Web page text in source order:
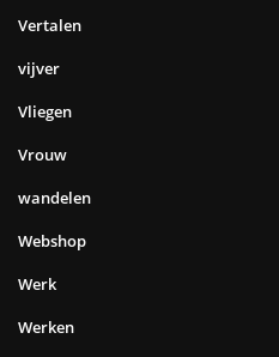
Vertalen
vijver
Vliegen
Vrouw
wandelen
Webshop
Werk
Werken